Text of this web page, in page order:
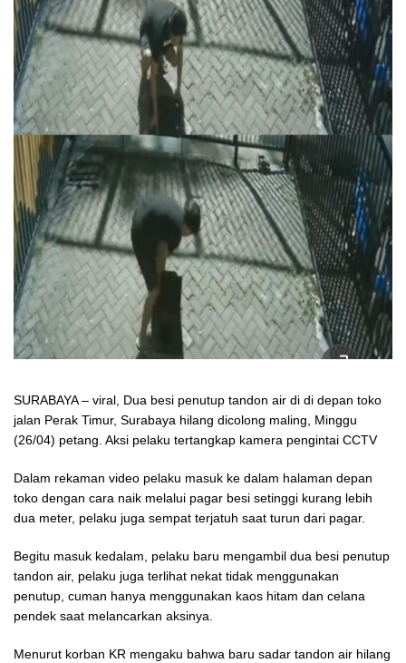
SURABAYA – viral, Dua besi penutup tandon air di di depan toko
jalan Perak Timur, Surabaya hilang dicolong maling, Minggu
(26/04) petang. Aksi pelaku tertangkap kamera pengintai CCTV
Dalam rekaman video pelaku masuk ke dalam halaman depan
toko dengan cara naik melalui pagar besi setinggi kurang lebih
dua meter, pelaku juga sempat terjatuh saat turun dari pagar.
Begitu masuk kedalam, pelaku baru mengambil dua besi penutup
tandon air, pelaku juga terlihat nekat tidak menggunakan
penutup, cuman hanya menggunakan kaos hitam dan celana
pendek saat melancarkan aksinya.
Menurut korban KR mengaku bahwa baru sadar tandon air hilang